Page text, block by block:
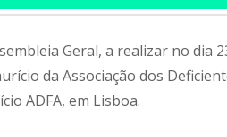
Geral, a realizar no dia
da Associação dos
ADFA, em Lisboa.